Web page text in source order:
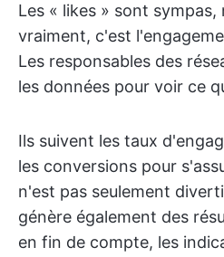
Les « likes » sont
vraiment, c'est
Les responsables des
les données pour voir ce
Ils suivent les taux
les conversions pour
n'est pas seulement
génère également des
en fin de compte, les